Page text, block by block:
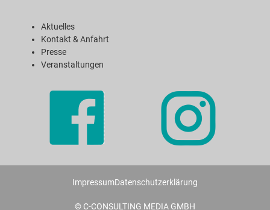
Aktuelles
Kontakt & Anfahrt
Presse
Veranstaltungen
ImpressumDatenschutzerklärung
© C-CONSULTING MEDIA GMBH